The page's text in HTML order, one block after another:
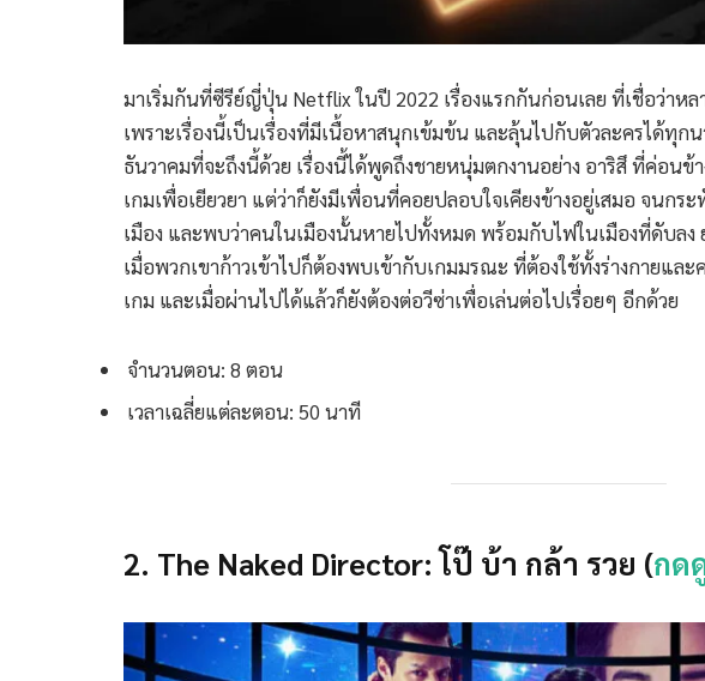
มาเริ่มกันที่ซีรีย์ญี่ปุ่น Netflix ในปี 2022 เรื่องแรกกันก่อนเลย ที่เชื่อว่าห
เพราะเรื่องนี้เป็นเรื่องที่มีเนื้อหาสนุกเข้มข้น และลุ้นไปกับตัวละครได้ทุ
ธันวาคมที่จะถึงนี้ด้วย เรื่องนี้ได้พูดถึงชายหนุ่มตกงานอย่าง อาริสึ ที่ค่อน
เกมเพื่อเยียวยา แต่ว่าก็ยังมีเพื่อนที่คอยปลอบใจเคียงข้างอยู่เสมอ จนกร
เมือง และพบว่าคนในเมืองนั้นหายไปทั้งหมด พร้อมกับไฟในเมืองที่ดับลง
เมื่อพวกเขาก้าวเข้าไปก็ต้องพบเข้ากับเกมมรณะ ที่ต้องใช้ทั้งร่างกายแล
เกม และเมื่อผ่านไปได้แล้วก็ยังต้องต่อวีซ่าเพื่อเล่นต่อไปเรื่อยๆ อีกด้วย
จำนวนตอน: 8 ตอน
เวลาเฉลี่ยแต่ละตอน: 50 นาที
2. The Naked Director: โป๊ บ้า กล้า รวย (กด